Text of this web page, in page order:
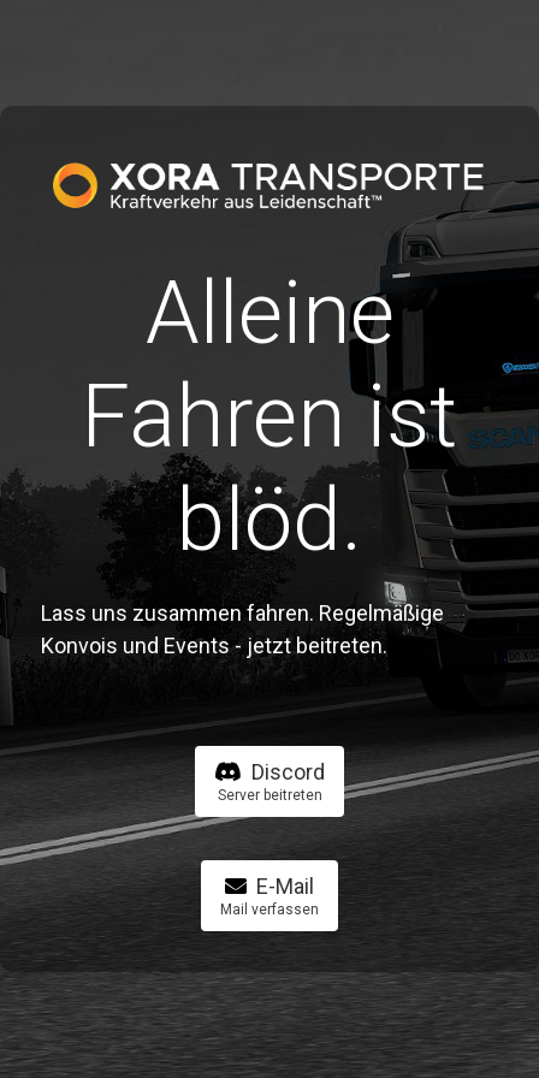
Alleine
Fahren ist
blöd.
Lass uns zusammen fahren. Regelmäßige
Konvois und Events - jetzt beitreten.
Discord
Server beitreten
E-Mail
Mail verfassen